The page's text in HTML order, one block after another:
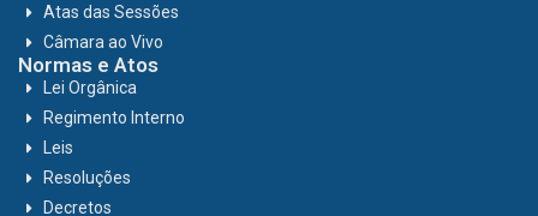
Atas das Sessões
Câmara ao Vivo
Normas e Atos
Lei Orgânica
Regimento Interno
Leis
Resoluções
Decretos